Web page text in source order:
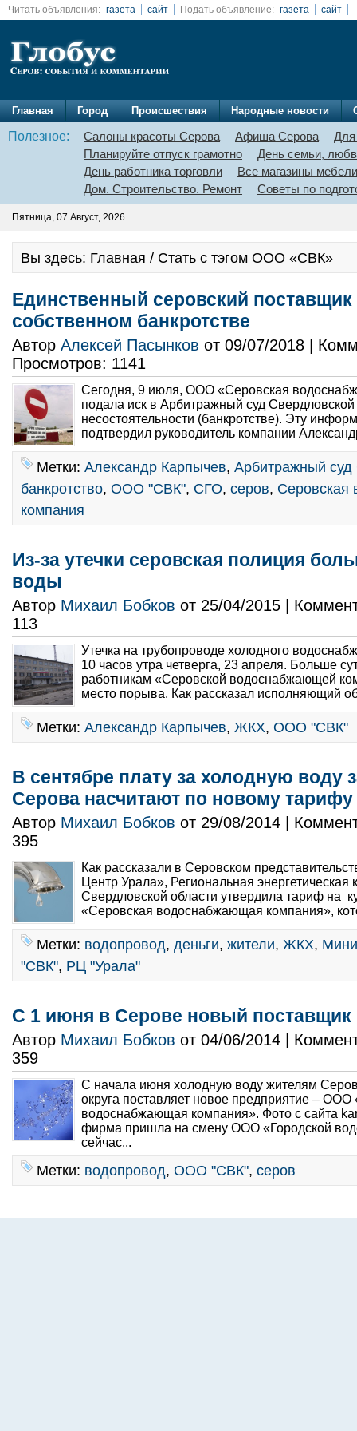
Читать объявления: газета сайт Подать объявление: газета сайт
Главная Город Происшествия Народные новости
Полезное: Салоны красоты Серова Афиша Серова
Для
Планируйте отпуск грамотно
День семьи,
День работника торговли
Все магазины мебели
Дом. Строительство. Ремонт
Советы по
Пятница, 07 Август, 2026
Вы здесь: Главная / Стать с тэгом ООО «СВК»
Единственный серовский
собственном банкротстве
Автор Алексей Пасынков от 09/07/2018 |
Просмотров: 1141
Сегодня, 9 июля, ООО «Серовская
подала иск в Арбитражный суд Свердловской
несостоятельности (банкротстве). Эту
подтвердил руководитель компании
Метки: Александр Карпычев, Арбитражный суд
банкротство, ООО "СВК", СГО, серов,
компания
Из-за утечки серовская полиция
воды
Автор Михаил Бобков от 25/04/2015 |
113
Утечка на трубопроводе холодного
10 часов утра четверга, 23 апреля. Больше
работникам «Серовской водоснабжающей
место порыва. Как рассказал исполняющий
Метки: Александр Карпычев, ЖКХ, ООО "СВК"
В сентябре плату за холодную воду
Серова насчитают по новому тарифу
Автор Михаил Бобков от 29/08/2014 |
395
Как рассказали в Серовском
Центр Урала», Региональная энергетическая
Свердловской области утвердила тариф на
«Серовская водоснабжающая компания»,
Метки: водопровод, деньги, жители, ЖКХ,
"СВК", РЦ "Урала"
С 1 июня в Серове новый
Автор Михаил Бобков от 04/06/2014 |
359
С начала июня холодную воду жителям
округа поставляет новое предприятие – ООО
водоснабжающая компания». Фото с сайта
фирма пришла на смену ООО «Городской
сейчас...
Метки: водопровод, ООО "СВК", серов